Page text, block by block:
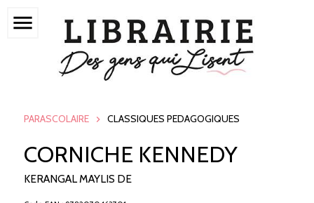
menu
PARASCOLAIRE CLASSIQUES PEDAGOGIQUES
CORNICHE KENNEDY
KERANGAL MAYLIS DE